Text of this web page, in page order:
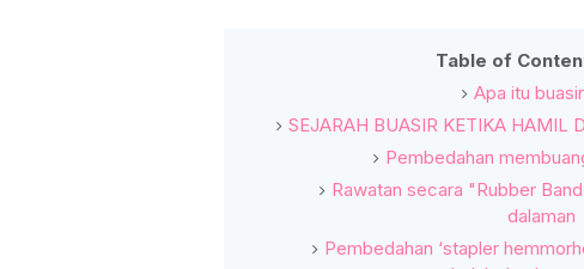
Table of
Apa itu
SEJARAH BUASIR KETIKA HAMIL
Pembedahan
Rawatan secara "Rubber
dalaman
Pembedahan ‘stapler